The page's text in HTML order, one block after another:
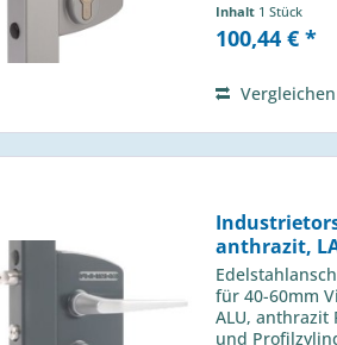
1-touriger
Hub -
Inhalt 1 Stück
100,44 € *
Vergleichen
anthrazit,
für 40-60mm
ALU, anthrazit
und